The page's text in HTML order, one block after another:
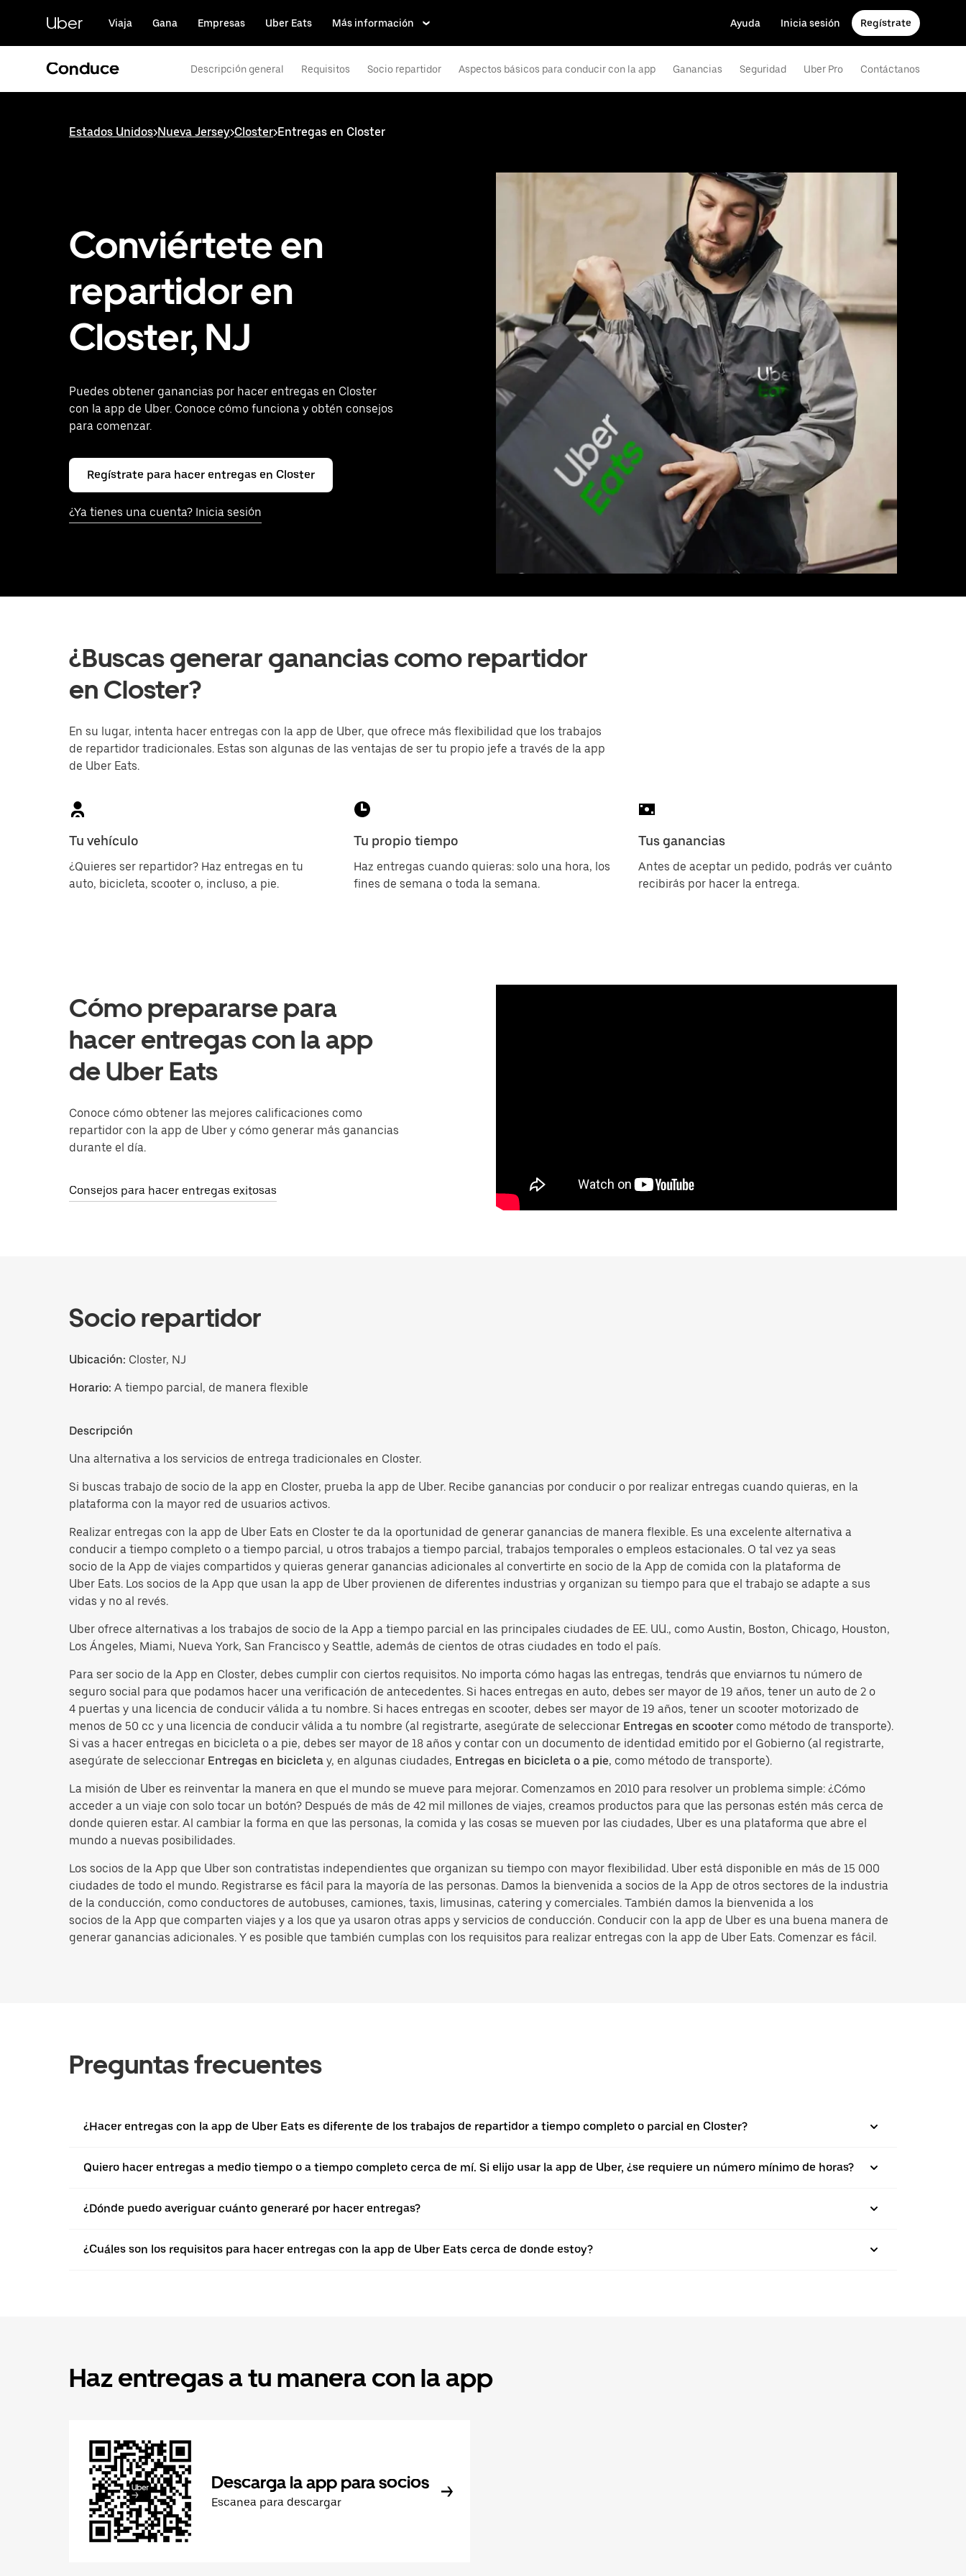
contenido
principal
Uber Viaja Gana Empresas Uber Eats Más información Ayuda Inicia sesión Regístrate
Conduce Descripción general Requisitos Socio repartidor Aspectos básicos para conducir con la app Ganancias Seguridad Uber Pro Contáctanos
Estados Unidos>Nueva Jersey>Closter>Entregas en Closter
Conviértete en
repartidor en
Closter, NJ
Puedes obtener ganancias por hacer entregas en Closter
con la app de Uber. Conoce cómo funciona y obtén consejos
para comenzar.
Regístrate para hacer entregas en Closter
¿Ya tienes una cuenta? Inicia sesión
¿Buscas generar ganancias como repartidor
en Closter?
En su lugar, intenta hacer entregas con la app de Uber, que ofrece más flexibilidad que los trabajos
de repartidor tradicionales. Estas son algunas de las ventajas de ser tu propio jefe a través de la app
de Uber Eats.
Tu vehículo
¿Quieres ser repartidor? Haz entregas en tu
auto, bicicleta, scooter o, incluso, a pie.
Tu propio tiempo
Haz entregas cuando quieras: solo una hora, los
fines de semana o toda la semana.
Tus ganancias
Antes de aceptar un pedido, podrás ver cuánto
recibirás por hacer la entrega.
Cómo prepararse para
hacer entregas con la app
de Uber Eats
Conoce cómo obtener las mejores calificaciones como
repartidor con la app de Uber y cómo generar más ganancias
durante el día.
Consejos para hacer entregas exitosas
Socio repartidor
Ubicación: Closter, NJ
Horario: A tiempo parcial, de manera flexible
Descripción
Una alternativa a los servicios de entrega tradicionales en Closter.
Si buscas trabajo de socio de la app en Closter, prueba la app de Uber. Recibe ganancias por conducir o por realizar entregas cuando quieras, en la
plataforma con la mayor red de usuarios activos.
Realizar entregas con la app de Uber Eats en Closter te da la oportunidad de generar ganancias de manera flexible. Es una excelente alternativa a
conducir a tiempo completo o a tiempo parcial, u otros trabajos a tiempo parcial, trabajos temporales o empleos estacionales. O tal vez ya seas
socio de la App de viajes compartidos y quieras generar ganancias adicionales al convertirte en socio de la App de comida con la plataforma de
Uber Eats. Los socios de la App que usan la app de Uber provienen de diferentes industrias y organizan su tiempo para que el trabajo se adapte a sus
vidas y no al revés.
Uber ofrece alternativas a los trabajos de socio de la App a tiempo parcial en las principales ciudades de EE. UU., como Austin, Boston, Chicago, Houston,
Los Ángeles, Miami, Nueva York, San Francisco y Seattle, además de cientos de otras ciudades en todo el país.
Para ser socio de la App en Closter, debes cumplir con ciertos requisitos. No importa cómo hagas las entregas, tendrás que enviarnos tu número de
seguro social para que podamos hacer una verificación de antecedentes. Si haces entregas en auto, debes ser mayor de 19 años, tener un auto de 2 o
4 puertas y una licencia de conducir válida a tu nombre. Si haces entregas en scooter, debes ser mayor de 19 años, tener un scooter motorizado de
menos de 50 cc y una licencia de conducir válida a tu nombre (al registrarte, asegúrate de seleccionar Entregas en scooter como método de transporte).
Si vas a hacer entregas en bicicleta o a pie, debes ser mayor de 18 años y contar con un documento de identidad emitido por el Gobierno (al registrarte,
asegúrate de seleccionar Entregas en bicicleta y, en algunas ciudades, Entregas en bicicleta o a pie, como método de transporte).
La misión de Uber es reinventar la manera en que el mundo se mueve para mejorar. Comenzamos en 2010 para resolver un problema simple: ¿Cómo
acceder a un viaje con solo tocar un botón? Después de más de 42 mil millones de viajes, creamos productos para que las personas estén más cerca de
donde quieren estar. Al cambiar la forma en que las personas, la comida y las cosas se mueven por las ciudades, Uber es una plataforma que abre el
mundo a nuevas posibilidades.
Los socios de la App que Uber son contratistas independientes que organizan su tiempo con mayor flexibilidad. Uber está disponible en más de 15 000
ciudades de todo el mundo. Registrarse es fácil para la mayoría de las personas. Damos la bienvenida a socios de la App de otros sectores de la industria
de la conducción, como conductores de autobuses, camiones, taxis, limusinas, catering y comerciales. También damos la bienvenida a los
socios de la App que comparten viajes y a los que ya usaron otras apps y servicios de conducción. Conducir con la app de Uber es una buena manera de
generar ganancias adicionales. Y es posible que también cumplas con los requisitos para realizar entregas con la app de Uber Eats. Comenzar es fácil.
Preguntas frecuentes
¿Hacer entregas con la app de Uber Eats es diferente de los trabajos de repartidor a tiempo completo o parcial en Closter?
Quiero hacer entregas a medio tiempo o a tiempo completo cerca de mí. Si elijo usar la app de Uber, ¿se requiere un número mínimo de horas?
¿Dónde puedo averiguar cuánto generaré por hacer entregas?
¿Cuáles son los requisitos para hacer entregas con la app de Uber Eats cerca de donde estoy?
Haz entregas a tu manera con la app
Descarga la app para socios
Escanea para descargar